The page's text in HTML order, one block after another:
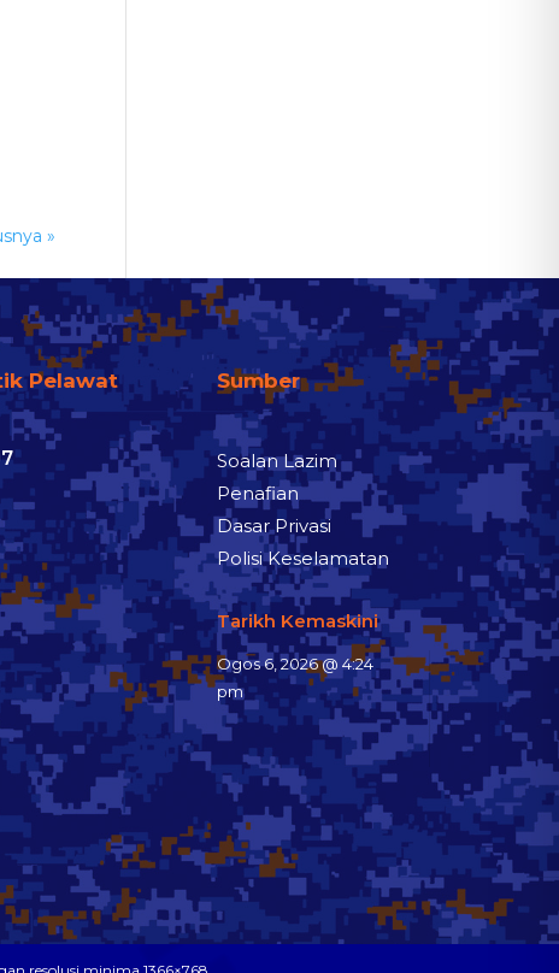
»
Pelawat Sumber
Soalan Lazim
Penafian
Dasar Privasi
Polisi Keselamatan
Tarikh Kemaskini
Ogos 6, 2026 @ 4:24
pm